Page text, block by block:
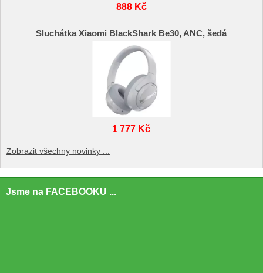
888 Kč
Sluchátka Xiaomi BlackShark Be30, ANC, šedá
1 777 Kč
Zobrazit všechny novinky ...
Jsme na FACEBOOKU ...